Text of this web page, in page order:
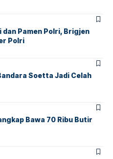
dan Pamen Polri, Brigjen
Polri
Soetta Jadi Celah
Bawa 70 Ribu Butir